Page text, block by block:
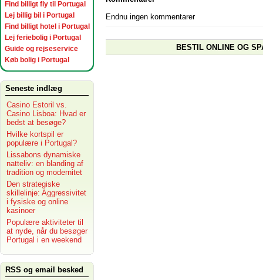
Find billigt fly til Portugal
Lej billig bil i Portugal
Find billigt hotel i Portugal
Lej feriebolig i Portugal
Guide og rejseservice
Køb bolig i Portugal
Seneste indlæg
Casino Estoril vs.
Casino Lisboa: Hvad er
bedst at besøge?
Hvilke kortspil er
populære i Portugal?
Lissabons dynamiske
natteliv: en blanding af
tradition og modernitet
Den strategiske
skillelinje: Aggressivitet
i fysiske og online
kasinoer
Populære aktiviteter til
at nyde, når du besøger
Portugal i en weekend
RSS og email besked
Endnu ingen kommentarer
BESTIL ONLINE OG